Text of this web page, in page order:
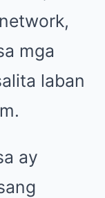
mga
laban
ay